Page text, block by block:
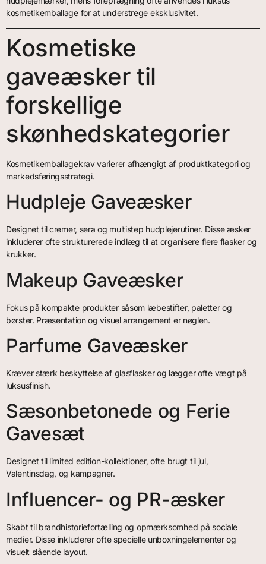
kosmetikemballage for at understrege eksklusivitet.
Kosmetiske
gaveæsker til
forskellige
skønhedskategorier
Kosmetikemballagekrav varierer afhængigt af produktkategori og
markedsføringsstrategi.
Hudpleje Gaveæsker
Designet til cremer, sera og multistep hudplejerutiner. Disse æsker
inkluderer ofte strukturerede indlæg til at organisere flere flasker og
krukker.
Makeup Gaveæsker
Fokus på kompakte produkter såsom læbestifter, paletter og
børster. Præsentation og visuel arrangement er nøglen.
Parfume Gaveæsker
Kræver stærk beskyttelse af glasflasker og lægger ofte vægt på
luksusfinish.
Sæsonbetonede og Ferie
Gavesæt
Designet til limited edition-kollektioner, ofte brugt til jul,
Valentinsdag, og kampagner.
Influencer- og PR-æsker
Skabt til brandhistoriefortælling og opmærksomhed på sociale
medier. Disse inkluderer ofte specielle unboxningelementer og
visuelt slående layout.